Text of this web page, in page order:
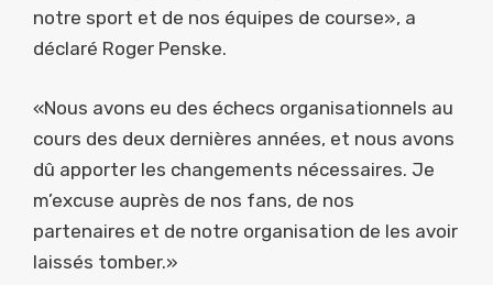
notre sport et de nos équipes de course», a
déclaré Roger Penske.
«Nous avons eu des échecs organisationnels au
cours des deux dernières années, et nous avons
dû apporter les changements nécessaires. Je
m’excuse auprès de nos fans, de nos
partenaires et de notre organisation de les avoir
laissés tomber.»